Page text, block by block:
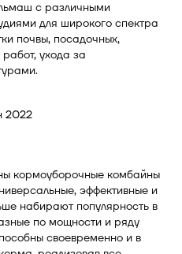
с различными
для широкого спектра
почвы, посадочных,
ухода за
кормоуборочные комбайны
эффективные и
набирают популярность в
по мощности и ряду
своевременно и в